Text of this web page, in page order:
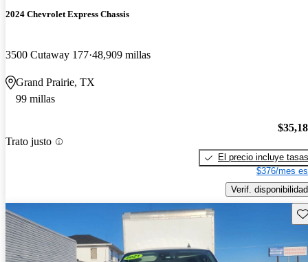
2024 Chevrolet Express Chassis
3500 Cutaway 177 48,909 millas
Grand Prairie, TX
99 millas
Trato justo
El precio incluye tasas
$376/mes
Verif. disponibilidad